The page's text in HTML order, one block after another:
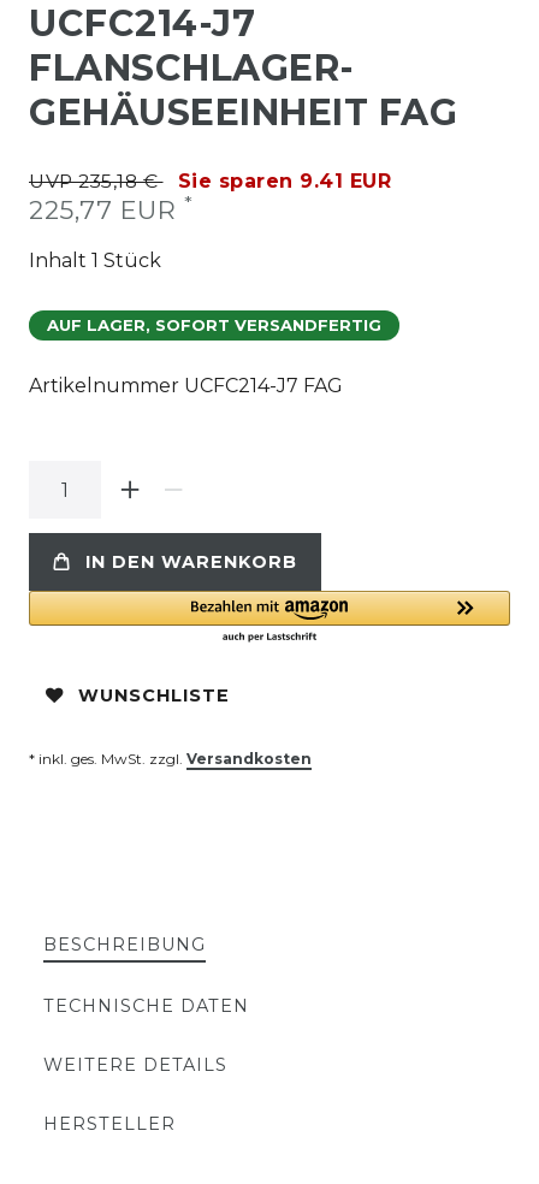
UCFC214-J7
FLANSCHLAGER-
GEHÄUSEEINHEIT FAG
UVP 235,18 € Sie sparen 9.41 EUR
225,77 EUR *
Inhalt 1 Stück
AUF LAGER, SOFORT VERSANDFERTIG
Artikelnummer UCFC214-J7 FAG
IN DEN WARENKORB
WUNSCHLISTE
* inkl. ges. MwSt. zzgl. Versandkosten
BESCHREIBUNG
TECHNISCHE DATEN
WEITERE DETAILS
HERSTELLER